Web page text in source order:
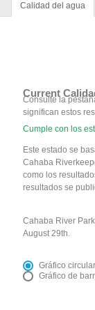
Calidad del agua
Current
Consulte la
significan estos
Cumple con los
Este estado se
Cahaba
como los
resultados se
Cahaba River
August 29th.
Gráfico circular
Gráfico de